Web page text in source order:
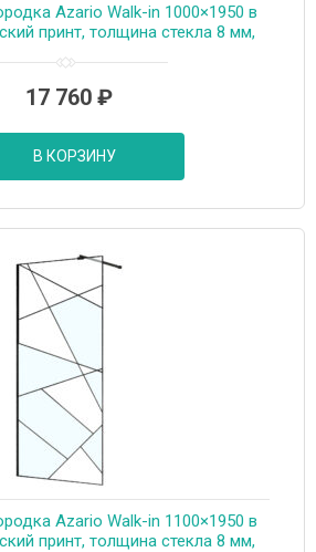
Azario Walk-in 1000×1950 в
принт, толщина стекла 8 мм,
17 760 ₽
В КОРЗИНУ
Azario Walk-in 1100×1950 в
принт, толщина стекла 8 мм,